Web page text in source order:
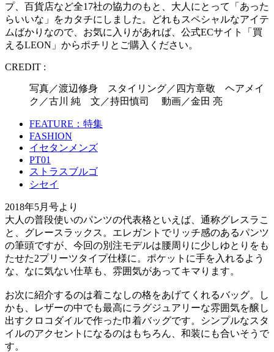
プ、百貨店など全17社の協力のもと、大人にとって「あった
らいいな」をカタチにしました。どれもスペシャルなアイテ
ムばかりなので、お気に入りがあれば、公式ECサイト「買
えるLEON」からポチリとご購入ください。
CREDIT :
写真／渡辺修身 スタイリング／四方章敬 ヘアメイ
ク／古川 純 文／持田慎司 動画／金田 亮
FEATURE：特集
FASHION
イセタンメンズ
PT01
ストラスブルゴ
シセイ
2018年5月号より
大人の普段使いのパンツの代表格といえば、通称グレスラこ
と、グレースラックス。エレガントでリッチ感のあるパンツ
の筆頭ですが、今回の別注モデルは腰周りに少しゆとりをも
たせた2プリーツタイプ仕様に。ポケットに手を入れるよう
な、なに気ない仕草も、雰囲気があってキマります。
お次に紹介するのは着こなしの格をあげてくれるバッグ。し
かも、レザーの中でも最高にラグジュアリーな雰囲気を醸し
出すクロコダイルで作った巾着バッグです。シンプルなスタ
イルのアクセントになるのはもちろん、和装にも合いそうで
す。